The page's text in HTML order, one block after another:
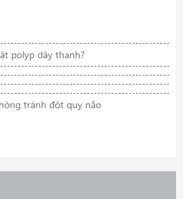
polyp dây thanh?
tránh đột quỵ não